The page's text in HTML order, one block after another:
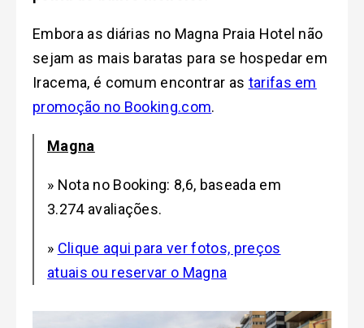
Embora as diárias no Magna Praia Hotel não
sejam as mais baratas para se hospedar em
Iracema, é comum encontrar as tarifas em
promoção no Booking.com.
Magna
» Nota no Booking: 8,6, baseada em
3.274 avaliações.
» Clique aqui para ver fotos, preços
atuais ou reservar o Magna